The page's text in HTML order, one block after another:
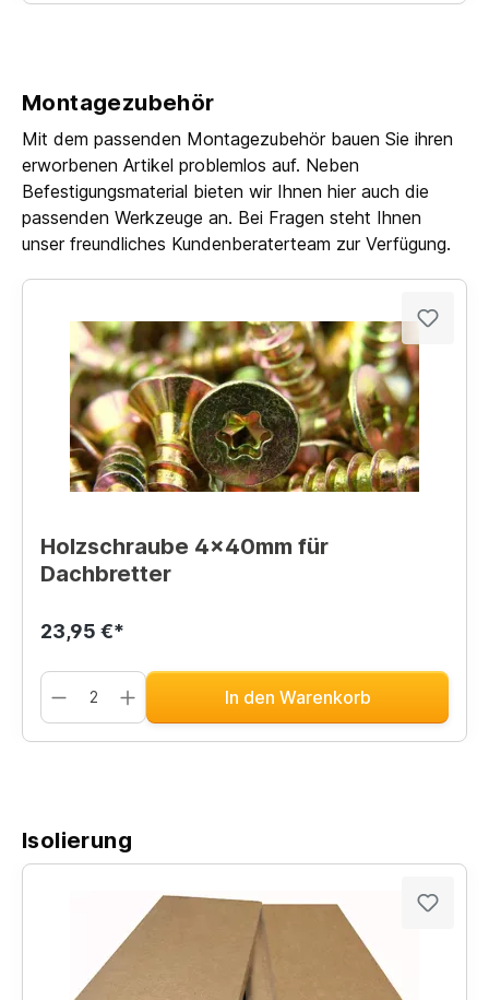
Montagezubehör
Mit dem passenden Montagezubehör bauen Sie ihren
erworbenen Artikel problemlos auf. Neben
Befestigungsmaterial bieten wir Ihnen hier auch die
passenden Werkzeuge an. Bei Fragen steht Ihnen
unser freundliches Kundenberaterteam zur Verfügung.
Holzschraube 4x40mm für
Dachbretter
23,95 €*
In den Warenkorb
Isolierung